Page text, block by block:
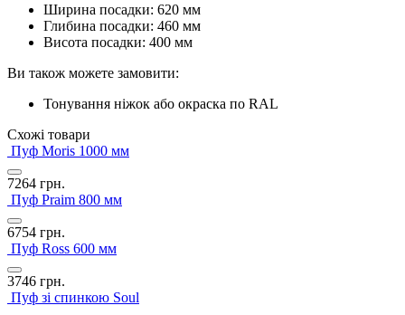
Ширина посадки: 620 мм
Глибина посадки: 460 мм
Висота посадки: 400 мм
Ви також можете замовити:
Тонування ніжок або окраска по RAL
Схожі товари
Пуф Moris 1000 мм
7264 грн.
Пуф Praim 800 мм
6754 грн.
Пуф Ross 600 мм
3746 грн.
Пуф зі спинкою Soul